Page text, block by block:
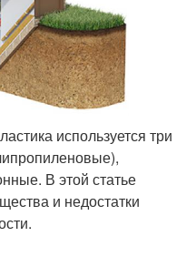
используется три
В этой статье
и недостатки